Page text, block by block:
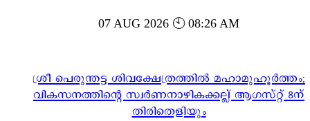
07 AUG 2026 🕙 08:26 AM
ശ്രീ പെരുന്തട്ട ശിവക്ഷേത്രത്തിൽ മഹാമുഹൂർത്തം;
വികസനത്തിന്റെ സ്വർണനാഴികക്കല്ല് ആഗസ്റ്റ് 8ന്
തിരിതെളിയും